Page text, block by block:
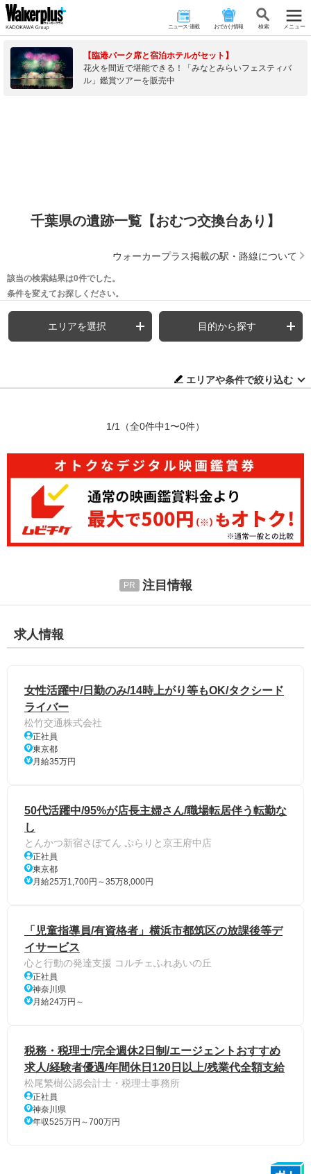
ニュース･連載 おでかけ情報 検 索 メニュー
【臨港パーク席と宿泊ホテルがセット】
花火を間近で堪能できる！「みなとみらいフェスティバ
ル」鑑賞ツアーを販売中
千葉県の遺跡一覧【おむつ交換台あり】
ウォーカープラス掲載の駅・路線について
該当の検索結果は0件でした。
条件を変えてお探しください。
エリアを選択 目的から探す
エリアや条件で絞り込む
1/1 （全0件中1〜0件）
注目情報
求人情報
女性活躍中/日勤のみ/14時上がり等もOK/タクシード
ライバー
松竹交通株式会社
正社員
東京都
月給35万円
50代活躍中/95%が店長主婦さん/職場転居伴う転勤な
し
とんかつ新宿さぼてん ぷらりと京王府中店
正社員
東京都
月給25万1,700円～35万8,000円
「児童指導員/有資格者」横浜市都筑区の放課後等デ
イサービス
心と行動の発達支援 コルチェふれあいの丘
正社員
神奈川県
月給24万円～
税務・税理士/完全週休2日制/エージェントおすすめ
求人/経験者優遇/年間休日120日以上/残業代全額支給
松尾繁樹公認会計士・税理士事務所
正社員
神奈川県
年収525万円～700万円